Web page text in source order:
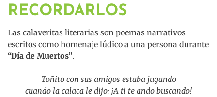
RECORDARLOS
Las calaveritas literarias son poemas narrativos
escritos como homenaje lúdico a una persona durante
“Día de Muertos”.
Toñito con sus amigos estaba jugando
cuando la calaca le dijo: ¡A ti te ando buscando!